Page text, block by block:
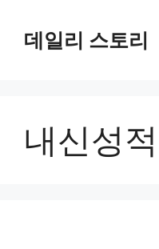
데일리 스토리
내신성